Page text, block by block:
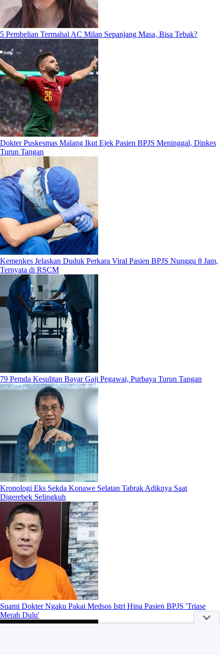
5 Pembelian Termahal AC Milan Sepanjang Masa, Bisa Tebak?
Dokter Puskesmas Malang Ikut Ejek Pasien BPJS Meninggal, Dinkes
Turun Tangan
Kemenkes Jelaskan Duduk Perkara Viral Pasien BPJS Nunggu 8 Jam,
Ternyata di RSCM
79 Pemda Kesulitan Bayar Gaji Pegawai, Purbaya Turun Tangan
Kronologi Eks Sekda Konawe Selatan Tabrak Adiknya Saat
Digerebek Selingkuh
Suami Dokter Ngaku Pakai Medsos Istri Hina Pasien BPJS 'Triase
Merah Dulu'